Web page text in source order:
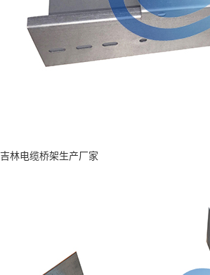
吉林电缆桥架生产厂家